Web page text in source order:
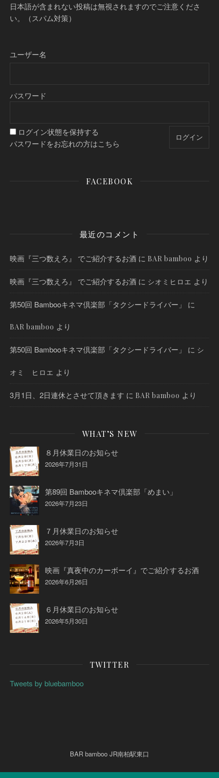
日本語が含まれない投稿は無視されますのでご注意くださ
い。（スパム対策）
ユーザー名
パスワード
ログイン状態を保持する
パスワードをお忘れの方はこちら
FACEBOOK
最近のコメント
映画『三つ数えろ』 でご紹介するお酒 に BAR bamboo より
映画『三つ数えろ』 でご紹介するお酒 に シオミヒロエ より
第50回 Bambooキネマ倶楽部「タクシードライバー」 に
BAR bamboo より
第50回 Bambooキネマ倶楽部「タクシードライバー」 に シ
オミ ヒロエ より
3月1日、2日連休とさせて頂きます に BAR bamboo より
WHAT’S NEW
８月休業日のお知らせ
2026年7月31日
第89回 Bambooキネマ倶楽部「めまい」
2026年7月23日
７月休業日のお知らせ
2026年7月3日
映画『真夜中のカーボーイ』でご紹介するお酒
2026年6月26日
６月休業日のお知らせ
2026年5月30日
TWITTER
Tweets by bluebamboo
BAR bamboo JR南柏駅東口